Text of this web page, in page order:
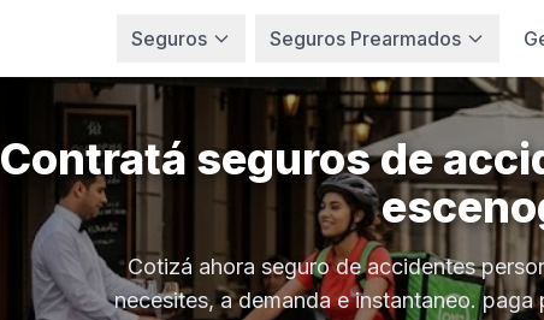
Seguros Seguros Prearmados
Contratá seguros de
Cotizá ahora seguro de accidentes
necesites, a demanda e instantaneo.